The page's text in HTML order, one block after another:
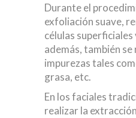
Durante el
exfoliación suave,
células
además, también se
impurezas tales
grasa, etc.
En los faciales
realizar la